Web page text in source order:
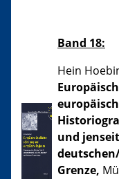
Band 18:
Hein
und
Grenze,